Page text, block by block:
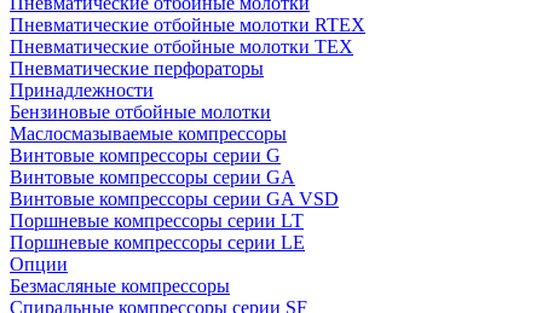
Пневматические отбойные молотки RTEX
Пневматические отбойные молотки TEX
Пневматические перфораторы
Принадлежности
Бензиновые отбойные молотки
Маслосмазываемые компрессоры
Винтовые компрессоры серии G
Винтовые компрессоры cерии GA
Винтовые компрессоры cерии GA VSD
Поршневые компрессоры серии LT
Поршневые компрессоры серии LE
Опции
Безмасляные компрессоры
Спиральные компрессоры серии SF